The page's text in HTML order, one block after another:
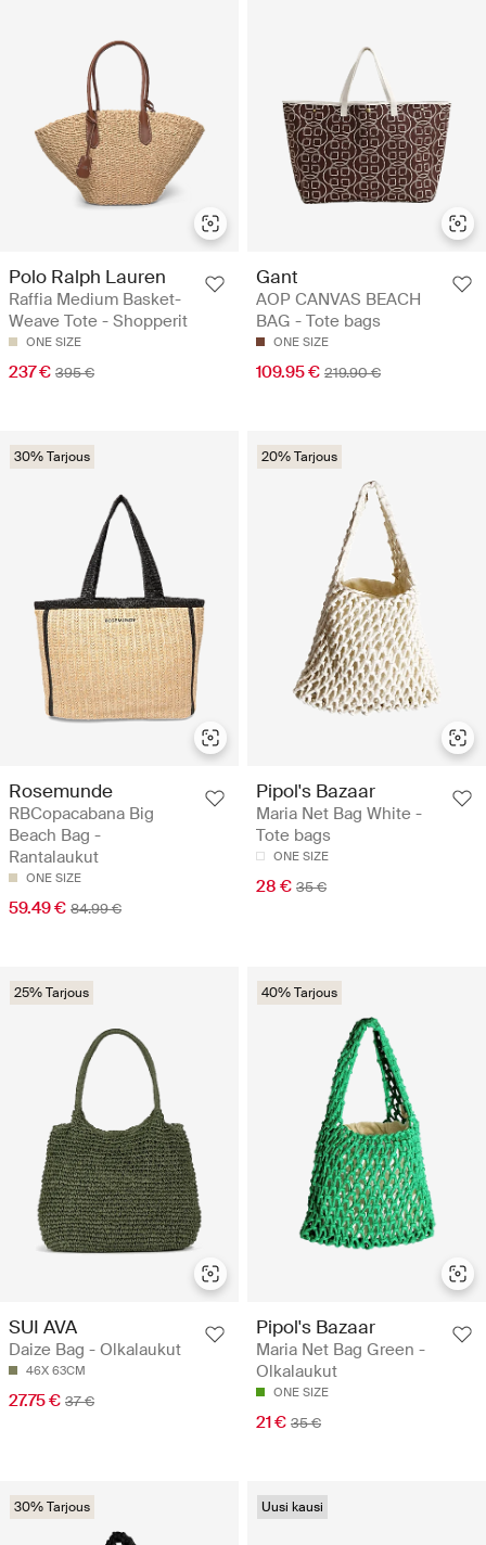
Polo Ralph Lauren
Raffia Medium Basket-
Weave Tote - Shopperit
ONE SIZE
237 € 395 €
Gant
AOP CANVAS BEACH
BAG - Tote bags
ONE SIZE
109.95 € 219.90 €
30% Tarjous
Rosemunde
RBCopacabana Big
Beach Bag -
Rantalaukut
ONE SIZE
59.49 € 84.99 €
20% Tarjous
Pipol's Bazaar
Maria Net Bag White -
Tote bags
ONE SIZE
28 € 35 €
25% Tarjous
SUI AVA
Daize Bag - Olkalaukut
46X 63CM
27.75 € 37 €
40% Tarjous
Pipol's Bazaar
Maria Net Bag Green -
Olkalaukut
ONE SIZE
21 € 35 €
30% Tarjous Uusi kausi